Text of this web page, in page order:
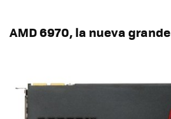
AMD6970, la nueva grande